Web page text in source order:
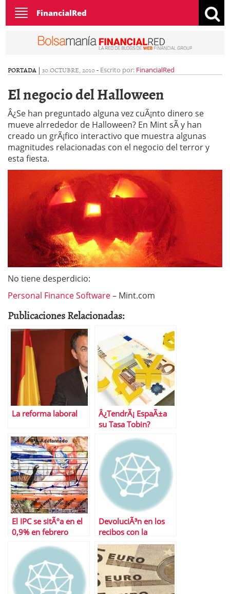
Toggle
navigation
FinancialRed
PORTADA | 30 OCTUBRE, 2010- Escrito por: FinancialRed
El negocio del Halloween
Â¿Se han preguntado alguna vez cuÃ¡nto dinero se
mueve alrrededor de Halloween? En Mint sÃ­ y han
creado un grÃ¡fico interactivo que muestra algunas
magnitudes relacionadas con el negocio del terror y
esta fiesta.
No tiene desperdicio:
Personal Finance Software– Mint.com
Publicaciones Relacionadas:
La reforma laboral
Â¿TendrÃ¡ EspaÃ±a
su Tasa Tobin?
El IPC se sitÃºa en el
0,9% en febrero
DevoluciÃ³n en los
recibos con la
nÃ³mina